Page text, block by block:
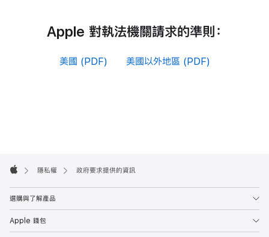
Apple 對執法機關請求的準則：
美國 (PDF) 美國以外地區 (PDF)
Footer

隱私權 政府要求提供的資訊
選購與了解產品
Apple 錢包